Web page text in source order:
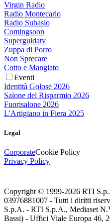
Virgin Radio
Radio Montecarlo
Radio Subasio
Comingsoon
Superguidatv
Zuppa di Porro
Non Sprecare
Cotto e Mangiato
Eventi
Identità Golose 2026
Salone del Risparmio 2026
Fuorisalone 2026
L'Artigiano in Fiera 2025
Legal
CorporateCookie Policy
Privacy Policy
Copyright © 1999-2026 RTI
03976881007 - Tutti i diritti
S.p.A. - RTI S.p.A., Mediaset
Bassi) - Uffici Viale Europa 46,